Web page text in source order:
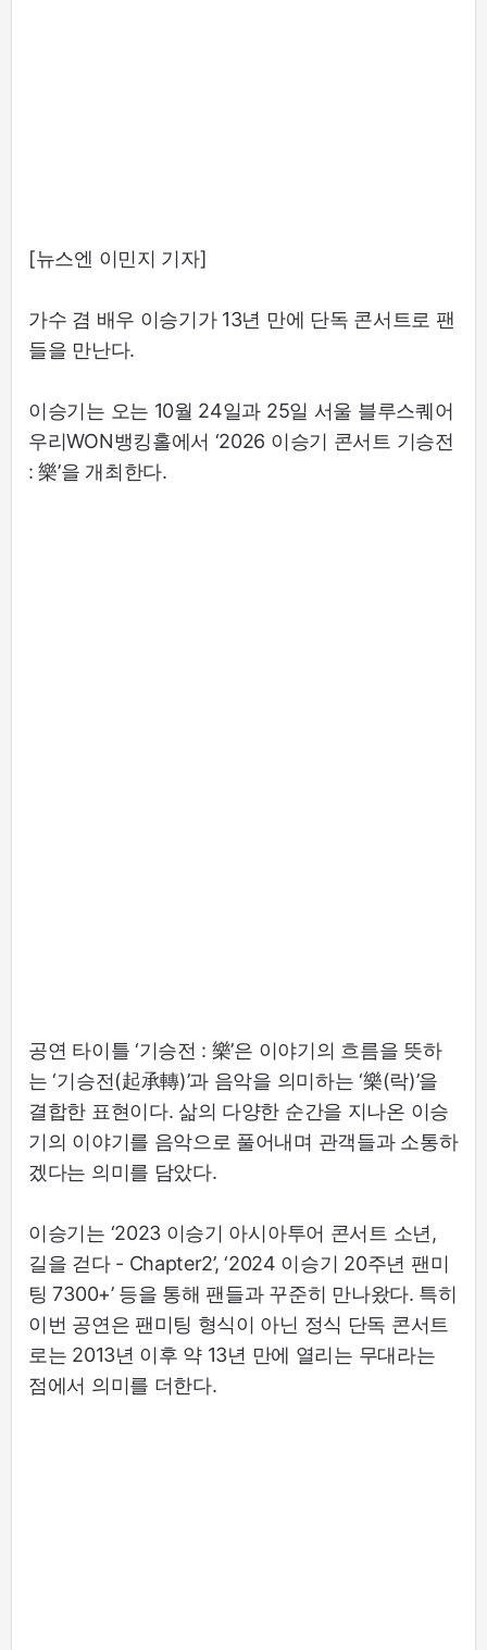
[뉴스엔 이민지 기자]
가수 겸 배우 이승기가 13년 만에 단독 콘서트로 팬
들을 만난다.
이승기는 오는 10월 24일과 25일 서울 블루스퀘어
우리WON뱅킹홀에서 ‘2026 이승기 콘서트 기승전
: 樂’을 개최한다.
공연 타이틀 ‘기승전 : 樂’은 이야기의 흐름을 뜻하
는 ‘기승전(起承轉)’과 음악을 의미하는 ‘樂(락)’을
결합한 표현이다. 삶의 다양한 순간을 지나온 이승
기의 이야기를 음악으로 풀어내며 관객들과 소통하
겠다는 의미를 담았다.
이승기는 ‘2023 이승기 아시아투어 콘서트 소년,
길을 걷다 - Chapter2’, ‘2024 이승기 20주년 팬미
팅 7300+’ 등을 통해 팬들과 꾸준히 만나왔다. 특히
이번 공연은 팬미팅 형식이 아닌 정식 단독 콘서트
로는 2013년 이후 약 13년 만에 열리는 무대라는
점에서 의미를 더한다.